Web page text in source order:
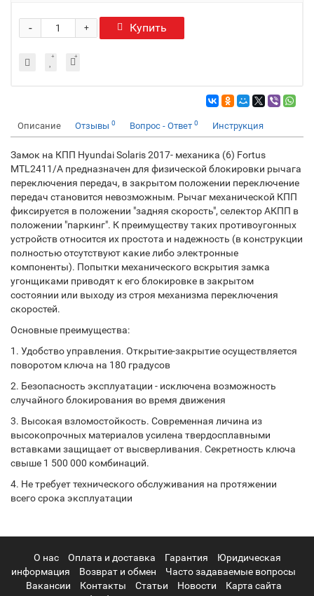
+
- Купить
Описание Отзывы 0 Вопрос - Ответ 0 Инструкция
Замок на КПП Hyundai Solaris 2017- механика (6) Fortus
MTL2411/A предназначен для физической блокировки рычага
переключения передач, в закрытом положении переключение
передач становится невозможным. Рычаг механической КПП
фиксируется в положении "задняя скорость", селектор АКПП в
положении "паркинг". К преимуществу таких противоугонных
устройств относится их простота и надежность (в конструкции
полностью отсутствуют какие либо электронные
компоненты). Попытки механического вскрытия замка
угонщиками приводят к его блокировке в закрытом
состоянии или выходу из строя механизма переключения
скоростей.
Основные преимущества:
1. Удобство управления. Открытие-закрытие осуществляется
поворотом ключа на 180 градусов
2. Безопасность эксплуатации - исключена возможность
случайного блокирования во время движения
3. Высокая взломостойкость. Современная личина из
высокопрочных материалов усилена твердосплавными
вставками защищает от высверливания. Секретность ключа
свыше 1 500 000 комбинаций.
4. Не требует технического обслуживания на протяжении
всего срока эксплуатации
О нас Оплата и доставка Гарантия
Юридическая
информация
Возврат и обмен
Часто задаваемые вопросы
Вакансии
Контакты Статьи Новости
Карта сайта